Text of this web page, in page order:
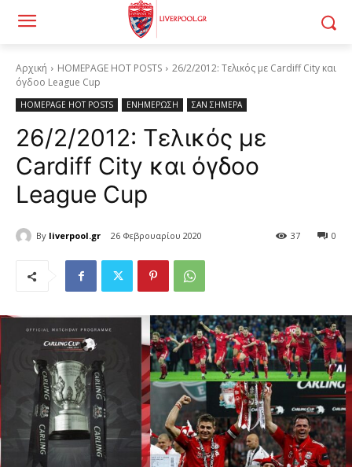
Αρχική HOMEPAGE HOT POSTS
26/2/2012: Τελικός με Cardiff City και
όγδοο League Cup
HOMEPAGE HOT POSTS ΕΝΗΜΕΡΩΣΗ ΣΑΝ ΣΗΜΕΡΑ
26/2/2012: Τελικός με
Cardiff City και όγδοο
League Cup
By liverpool.gr 26 Φεβρουαρίου 2020 0
37